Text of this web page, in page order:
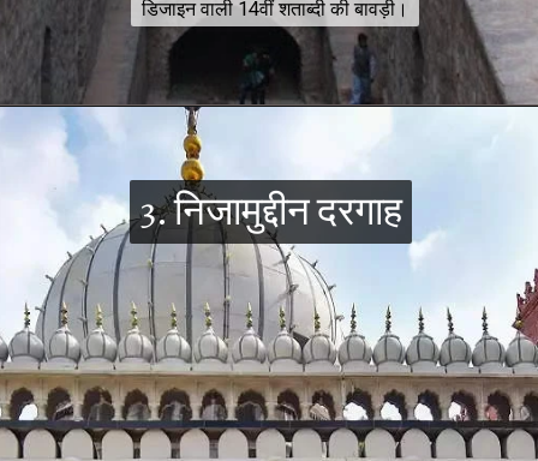
डिजाइन वाली 14वीं शताब्दी की बावड़ी।
डिजाइन वाली 14वीं शताब्दी की बावड़ी।
3. निजामुद्दीन दरगाह
3. निजामुद्दीन दरगाह